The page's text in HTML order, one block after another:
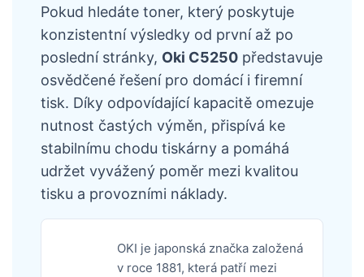
Pokud hledáte toner, který poskytuje
konzistentní výsledky od první až po
poslední stránky, Oki C5250 představuje
osvědčené řešení pro domácí i firemní
tisk. Díky odpovídající kapacitě omezuje
nutnost častých výměn, přispívá ke
stabilnímu chodu tiskárny a pomáhá
udržet vyvážený poměr mezi kvalitou
tisku a provozními náklady.
OKI je japonská značka založená
v roce 1881, která patří mezi